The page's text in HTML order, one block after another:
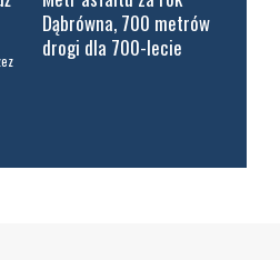
Dąbrówna, 700 metrów
drogi dla 700-lecie